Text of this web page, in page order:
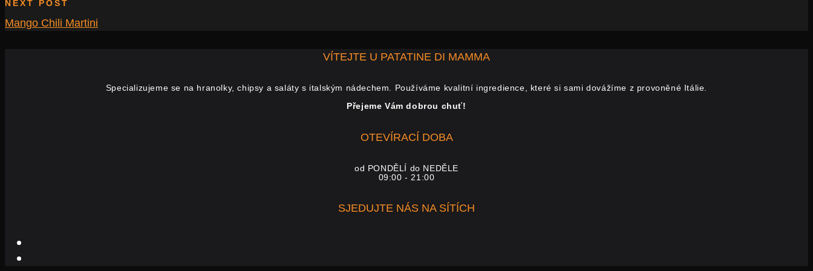
NEXT POST
Mango Chili Martini
VÍTEJTE U PATATINE DI MAMMA
Specializujeme se na hranolky, chipsy a saláty s italským nádechem. Používáme kvalitní ingredience, které si sami dovážíme z provoněné Itálie.
Přejeme Vám dobrou chuť!
OTEVÍRACÍ DOBA
od PONDĚLÍ do NEDĚLE
09:00 - 21:00
SJEDUJTE NÁS NA SÍTÍCH